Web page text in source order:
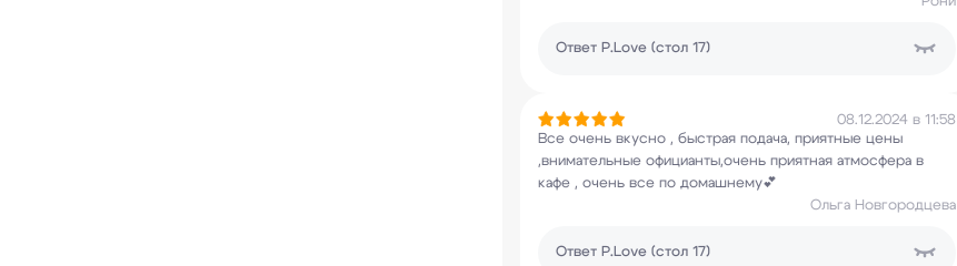
Ответ P.Love (стол 17)
08.12.2024 в 11:58
Все очень вкусно , быстрая подача, приятные цены
,внимательные официанты,очень приятная атмосфера в
кафе , очень все по домашнему💕
Ольга Новгородцева
Ответ P.Love (стол 17)